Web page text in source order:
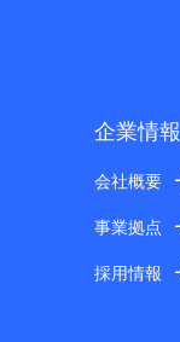
企業情報
会社概要
事業拠点
採用情報